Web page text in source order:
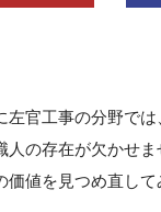
官工事の分野で
の存在が欠かせ
値を見つめ直して